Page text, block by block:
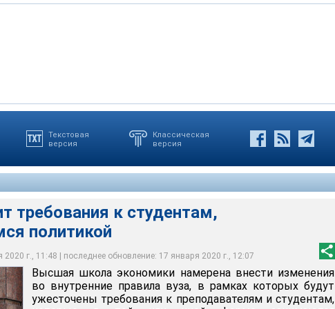
Текстовая
версия
Классическая
версия
требования к студентам,
политикой
г., 11:48 | последнее обновление: 17 января 2020 г., 12:07
намерена внести изменения во внутренние правила вуза, в
ужесточены требования к преподавателям и студентам,
политической деятельностью
Шуклина
процесса над Егором Жуковым, который также является
за "политический активизм"
Высшая школа экономики намерена внести изменения
во внутренние правила вуза, в рамках которых будут
ужесточены требования к преподавателям и студентам,